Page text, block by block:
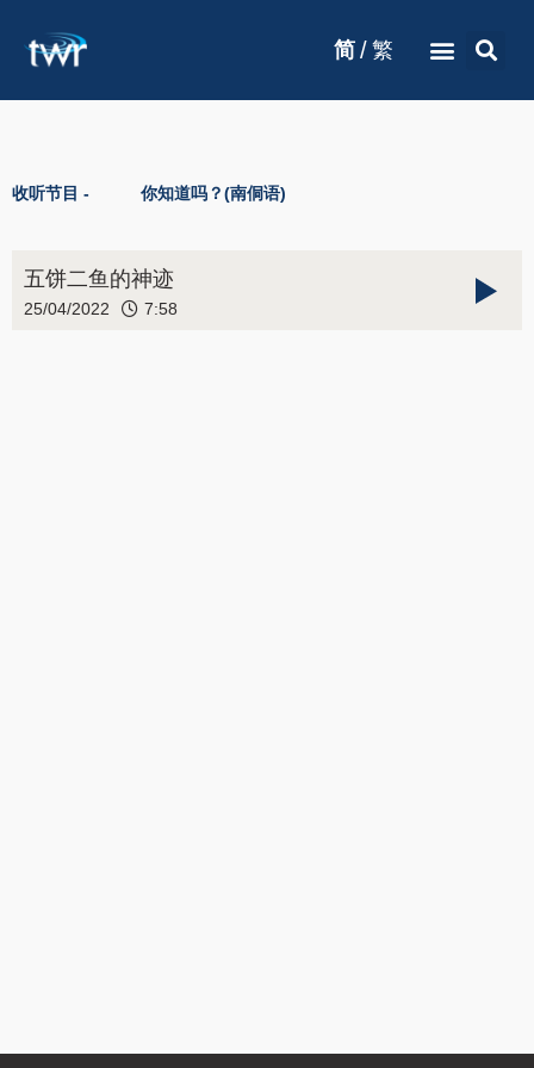
简 / 繁
收听节目 - 你知道吗？(南侗语)
五饼二鱼的神迹
25/04/2022 7:58